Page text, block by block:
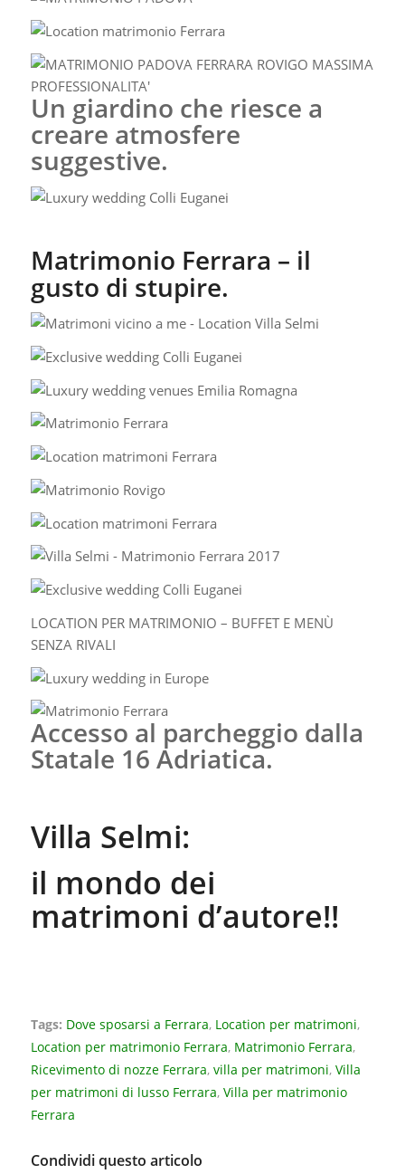
Un giardino che riesce a
creare atmosfere
suggestive.
Matrimonio Ferrara – il
gusto di stupire.
LOCATION PER MATRIMONIO – BUFFET E MENÙ
SENZA RIVALI
Accesso al parcheggio dalla
Statale 16 Adriatica.
Villa Selmi:
il mondo dei
matrimoni d’autore!!
Tags: Dove sposarsi a Ferrara, Location per matrimoni,
Location per matrimonio Ferrara, Matrimonio Ferrara,
Ricevimento di nozze Ferrara, villa per matrimoni, Villa
per matrimoni di lusso Ferrara, Villa per matrimonio
Ferrara
Condividi questo articolo